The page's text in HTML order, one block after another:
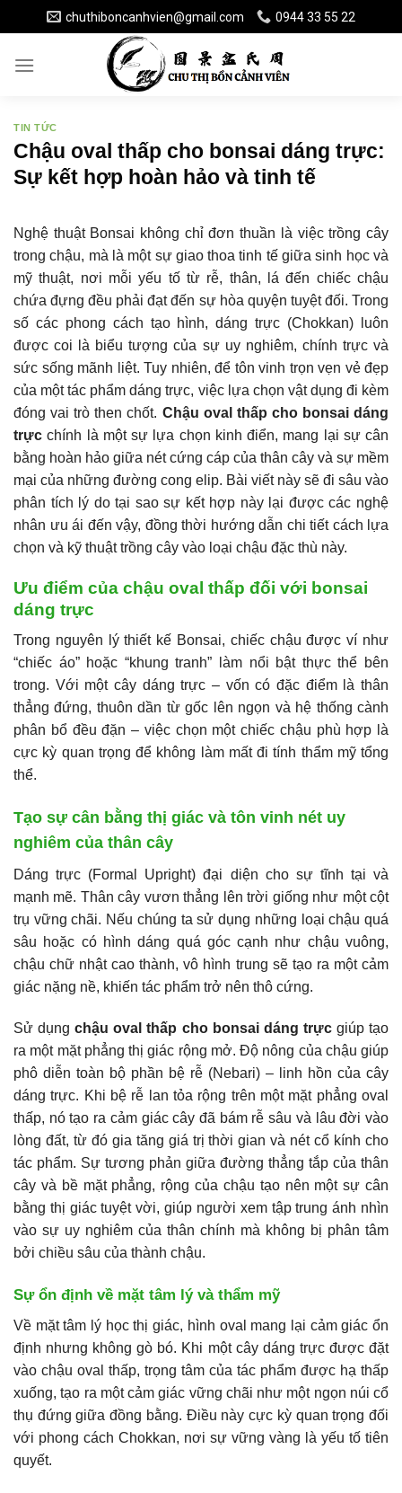
to
content
chuthiboncanhvien@gmail.com 0944 33 55 22
TIN TỨC
Chậu oval thấp cho bonsai dáng trực:
Sự kết hợp hoàn hảo và tinh tế
Nghệ thuật Bonsai không chỉ đơn thuần là việc trồng cây
trong chậu, mà là một sự giao thoa tinh tế giữa sinh học và
mỹ thuật, nơi mỗi yếu tố từ rễ, thân, lá đến chiếc chậu
chứa đựng đều phải đạt đến sự hòa quyện tuyệt đối. Trong
số các phong cách tạo hình, dáng trực (Chokkan) luôn
được coi là biểu tượng của sự uy nghiêm, chính trực và
sức sống mãnh liệt. Tuy nhiên, để tôn vinh trọn vẹn vẻ đẹp
của một tác phẩm dáng trực, việc lựa chọn vật dụng đi kèm
đóng vai trò then chốt. Chậu oval thấp cho bonsai dáng
trực chính là một sự lựa chọn kinh điển, mang lại sự cân
bằng hoàn hảo giữa nét cứng cáp của thân cây và sự mềm
mại của những đường cong elip. Bài viết này sẽ đi sâu vào
phân tích lý do tại sao sự kết hợp này lại được các nghệ
nhân ưu ái đến vậy, đồng thời hướng dẫn chi tiết cách lựa
chọn và kỹ thuật trồng cây vào loại chậu đặc thù này.
Ưu điểm của chậu oval thấp đối với bonsai
dáng trực
Trong nguyên lý thiết kế Bonsai, chiếc chậu được ví như
“chiếc áo” hoặc “khung tranh” làm nổi bật thực thể bên
trong. Với một cây dáng trực – vốn có đặc điểm là thân
thẳng đứng, thuôn dần từ gốc lên ngọn và hệ thống cành
phân bổ đều đặn – việc chọn một chiếc chậu phù hợp là
cực kỳ quan trọng để không làm mất đi tính thẩm mỹ tổng
thể.
Tạo sự cân bằng thị giác và tôn vinh nét uy
nghiêm của thân cây
Dáng trực (Formal Upright) đại diện cho sự tĩnh tại và
mạnh mẽ. Thân cây vươn thẳng lên trời giống như một cột
trụ vững chãi. Nếu chúng ta sử dụng những loại chậu quá
sâu hoặc có hình dáng quá góc cạnh như chậu vuông,
chậu chữ nhật cao thành, vô hình trung sẽ tạo ra một cảm
giác nặng nề, khiến tác phẩm trở nên thô cứng.
Sử dụngchậu oval thấp cho bonsai dáng trựcgiúp tạo
ra một mặt phẳng thị giác rộng mở. Độ nông của chậu giúp
phô diễn toàn bộ phần bệ rễ (Nebari) – linh hồn của cây
dáng trực. Khi bệ rễ lan tỏa rộng trên một mặt phẳng oval
thấp, nó tạo ra cảm giác cây đã bám rễ sâu và lâu đời vào
lòng đất, từ đó gia tăng giá trị thời gian và nét cổ kính cho
tác phẩm. Sự tương phản giữa đường thẳng tắp của thân
cây và bề mặt phẳng, rộng của chậu tạo nên một sự cân
bằng thị giác tuyệt vời, giúp người xem tập trung ánh nhìn
vào sự uy nghiêm của thân chính mà không bị phân tâm
bởi chiều sâu của thành chậu.
Sự ổn định về mặt tâm lý và thẩm mỹ
Về mặt tâm lý học thị giác, hình oval mang lại cảm giác ổn
định nhưng không gò bó. Khi một cây dáng trực được đặt
vào chậu oval thấp, trọng tâm của tác phẩm được hạ thấp
xuống, tạo ra một cảm giác vững chãi như một ngọn núi cổ
thụ đứng giữa đồng bằng. Điều này cực kỳ quan trọng đối
với phong cách Chokkan, nơi sự vững vàng là yếu tố tiên
quyết.